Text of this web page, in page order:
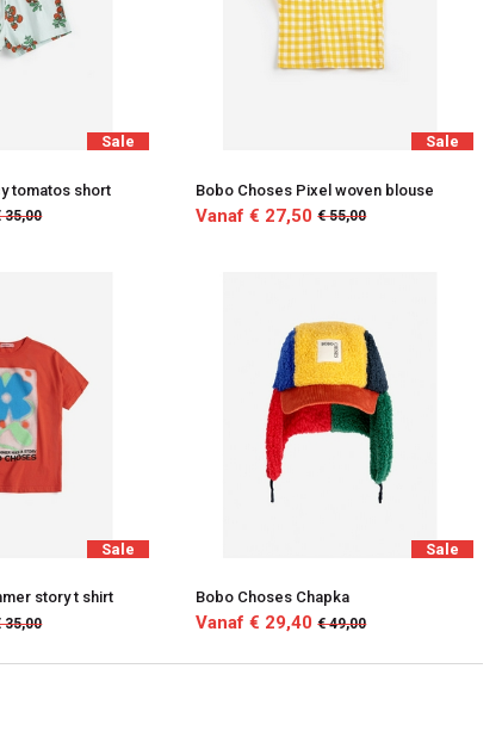
Sale
tomatos short
35,00
Sale
Bobo Choses Pixel woven blouse
Vanaf € 27,50 € 55,00
Sale
story t shirt
35,00
Sale
Bobo Choses Chapka
Vanaf € 29,40 € 49,00